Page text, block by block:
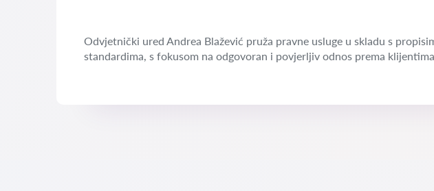
Odvjetnički ured Andrea Blažević pruža pravne usluge u skladu s
standardima, s fokusom na odgovoran i povjerljiv odnos prema